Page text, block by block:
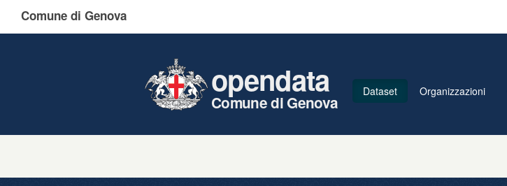
Comune di Genova
opendata
Comune di Genova
Dataset Organizzazioni